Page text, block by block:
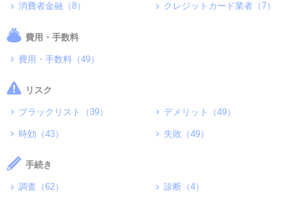
消費者金融（8） クレジットカード業者（7）
費用・手数料
費用・手数料（49）
リスク
ブラックリスト（39） デメリット（49）
時効（43） 失敗（49）
手続き
調査（62） 診断（4）